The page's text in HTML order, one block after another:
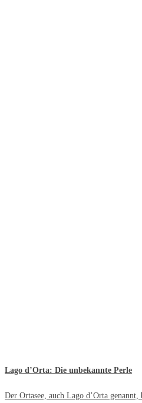
Lago d’Orta: Die unbekannte Perle
Der Ortasee, auch Lago d’Orta